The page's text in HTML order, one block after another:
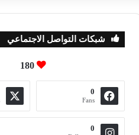
شبكات التواصل الاجتماعي
180
0
Fans
0